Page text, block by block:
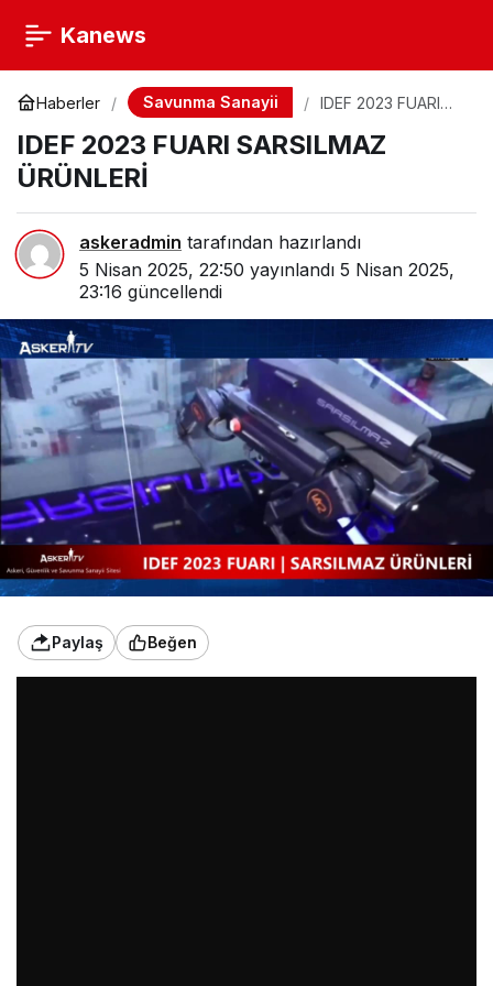
Kanews
Haberler Savunma Sanayii
IDEF 2023 FUARI
ÜRÜNLERİ
IDEF 2023 FUARI SARSILMAZ
ÜRÜNLERİ
askeradmin tarafından hazırlandı
5 Nisan 2025, 22:50 yayınlandı 5 Nisan 2025,
23:16 güncellendi
Paylaş Beğen